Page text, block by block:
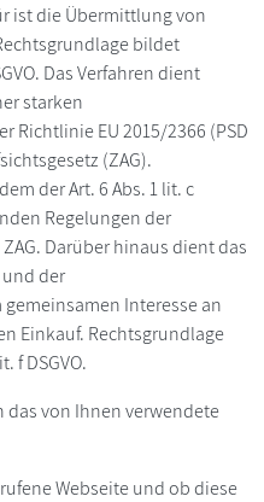
ist die Übermittlung von
bildet
Das Verfahren dient
starken
EU 2015/2366 (PSD
(ZAG).
der Art. 6 Abs. 1 lit. c
Regelungen der
Darüber hinaus dient das
der
Interesse an
Einkauf. Rechtsgrundlage
f DSGVO.
das von Ihnen verwendete
Webseite und ob diese